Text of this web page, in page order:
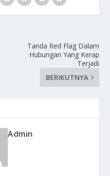
Tanda Red Flag Dalam
Hubungan Yang Kerap
Terjadi
BERIKUTNYA
Admin